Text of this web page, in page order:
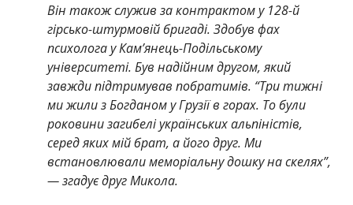
Він також служив за контрактом у 128-й
гірсько-штурмовій бригаді. Здобув фах
психолога у Кам’янець-Подільському
університеті. Був надійним другом, який
завжди підтримував побратимів. “Три тижні
ми жили з Богданом у Грузії в горах. То були
роковини загибелі українських альпіністів,
серед яких мій брат, а його друг. Ми
встановлювали меморіальну дошку на скелях”,
— згадує друг Микола.